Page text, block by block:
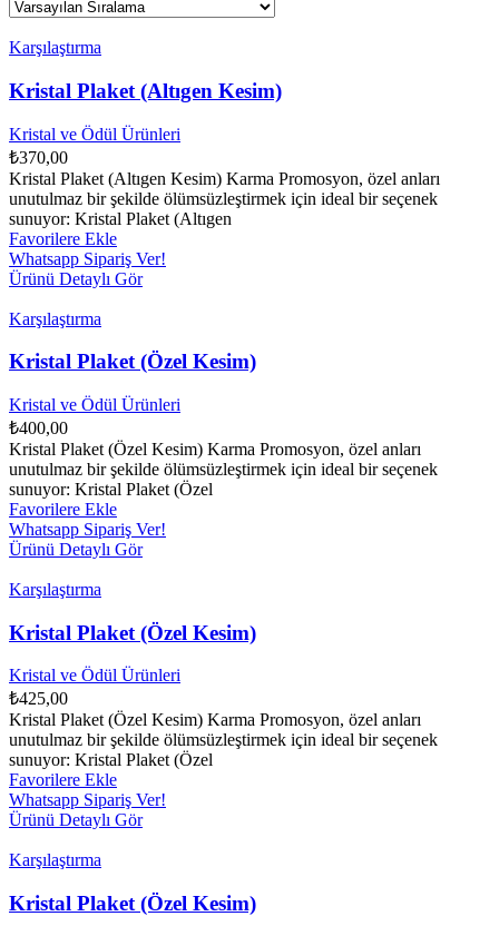
Karşılaştırma
Kristal Plaket (Altıgen Kesim)
Kristal ve Ödül Ürünleri
₺370,00
Kristal Plaket (Altıgen Kesim) Karma Promosyon, özel anları
unutulmaz bir şekilde ölümsüzleştirmek için ideal bir seçenek
sunuyor: Kristal Plaket (Altıgen
Favorilere Ekle
Whatsapp Sipariş Ver!
Ürünü Detaylı Gör
Karşılaştırma
Kristal Plaket (Özel Kesim)
Kristal ve Ödül Ürünleri
₺400,00
Kristal Plaket (Özel Kesim) Karma Promosyon, özel anları
unutulmaz bir şekilde ölümsüzleştirmek için ideal bir seçenek
sunuyor: Kristal Plaket (Özel
Favorilere Ekle
Whatsapp Sipariş Ver!
Ürünü Detaylı Gör
Karşılaştırma
Kristal Plaket (Özel Kesim)
Kristal ve Ödül Ürünleri
₺425,00
Kristal Plaket (Özel Kesim) Karma Promosyon, özel anları
unutulmaz bir şekilde ölümsüzleştirmek için ideal bir seçenek
sunuyor: Kristal Plaket (Özel
Favorilere Ekle
Whatsapp Sipariş Ver!
Ürünü Detaylı Gör
Karşılaştırma
Kristal Plaket (Özel Kesim)